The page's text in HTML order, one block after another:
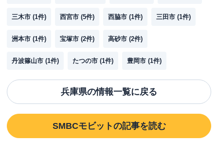
三木市 (1件) 西宮市 (5件) 西脇市 (1件) 三田市 (1件)
洲本市 (1件) 宝塚市 (2件) 高砂市 (2件)
丹波篠山市 (1件) たつの市 (1件) 豊岡市 (1件)
兵庫県の情報一覧に戻る
SMBCモビットの記事を読む